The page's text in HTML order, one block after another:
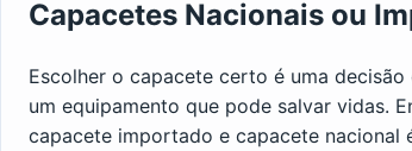
Capacetes Nacionais ou
Escolher o capacete certo é uma
um equipamento que pode salvar vidas.
capacete importado e capacete nacional